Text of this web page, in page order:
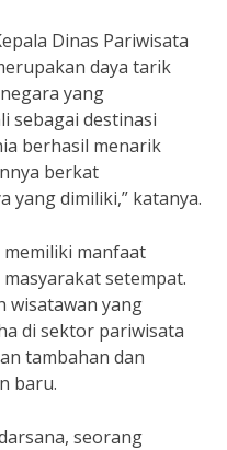
Dinas Pariwisata
daya tarik
yang
sebagai destinasi
berhasil menarik
berkat
yang dimiliki,” katanya.
memiliki manfaat
setempat.
wisatawan yang
di sektor pariwisata
tambahan dan
baru.
seorang